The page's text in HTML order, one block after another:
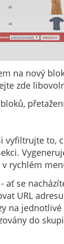
na nový
zde
vyfiltrujte to,
rychlém
- ať se
URL
na
do